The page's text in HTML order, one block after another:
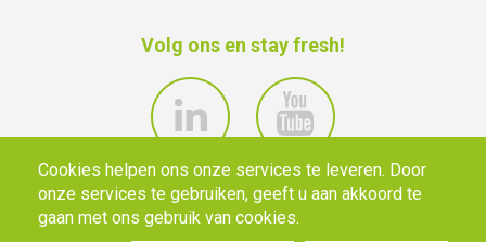
Cookies helpen ons onze services te leveren. Door
onze services te gebruiken, geeft u aan akkoord te
gaan met ons gebruik van cookies.
Volg ons en stay fresh!